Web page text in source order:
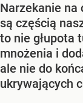
Narzekanie na
są częścią
to nie głupota
mnożenia i
ale nie do
ukrywających